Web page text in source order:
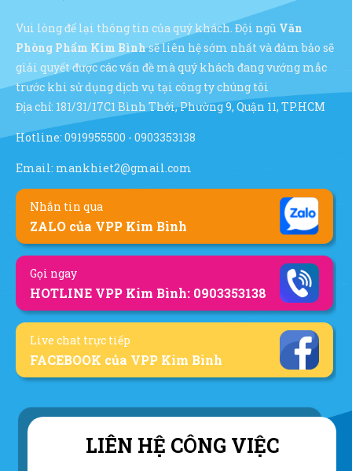
Vui lòng để lại thông tin của quý khách. Đội ngũ Văn
Phòng Phẩm Kim Bìnhsẽ liên hệ sớm nhất và đảm bảo sẽ
giải quyết được các vấn đề mà quý khách đang vướng mắc
trước khi sử dụng dịch vụ tại công ty chúng tôi
Địa chỉ: 181/31/17C1 Bình Thới, Phường 9, Quận 11, TP.HCM
Hotline: 0919955500 - 0903353138
Email: mankhiet2@gmail.com
Nhắn tin qua
ZALO của VPP Kim Bình
Gọi ngay
HOTLINE VPP Kim Bình: 0903353138
Live chat trực tiếp
FACEBOOK của VPP Kim Bình
LIÊN HỆ CÔNG VIỆC